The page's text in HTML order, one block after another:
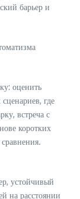
барьер и
оценить
где
встреча с
коротких
устойчивый
на расстоянии